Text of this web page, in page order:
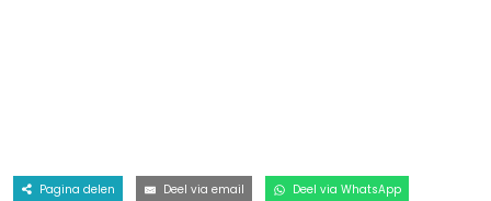
Pagina delen Deel via email Deel via WhatsApp